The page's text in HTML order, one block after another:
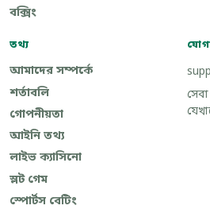
বক্সিং
তথ্য
আমাদের সম্পর্কে
শর্তাবলি
গোপনীয়তা
আইনি তথ্য
লাইভ ক্যাসিনো
স্লট গেম
স্পোর্টস বেটিং